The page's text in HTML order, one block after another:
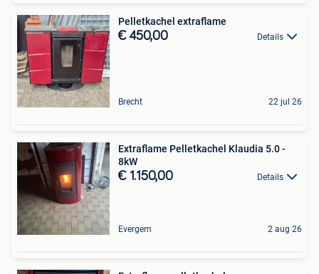
Pelletkachel extraflame
€ 450,00 Details
Brecht 22 jul 26
Extraflame Pelletkachel Klaudia 5.0 -
8kW
€ 1.150,00 Details
Evergem 2 aug 26